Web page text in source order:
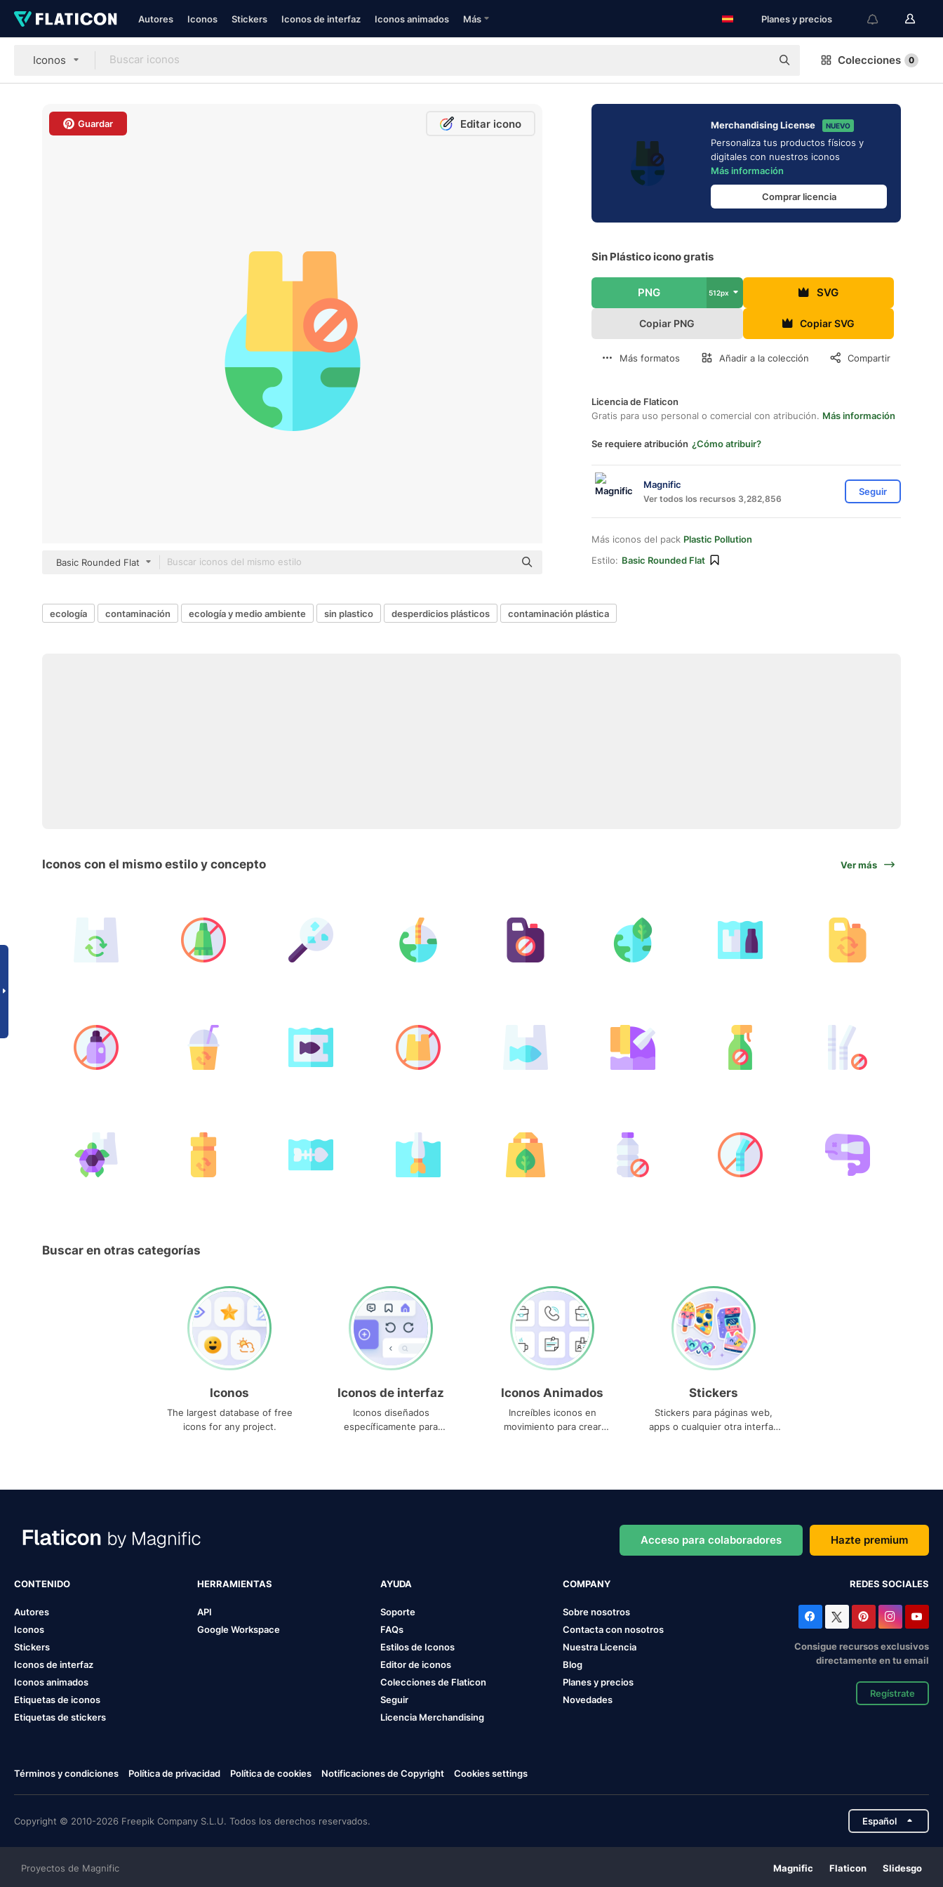
Autores Iconos Stickers Iconos de interfaz Iconos animados Más Planes y precios
Iconos Colecciones 0
Guardar Editar icono
Basic Rounded Flat
Merchandising License NUEVO
Personaliza tus productos físicos y
digitales con nuestros iconos
Más información
Comprar licencia
Sin Plástico icono gratis
PNG 512px SVG
Copiar PNG Copiar SVG
Más formatos Añadir a la colección Compartir
Licencia de Flaticon
Gratis para uso personal o comercial con atribución. Más información
Se requiere atribución ¿Cómo atribuir?
Magnific
Ver todos los recursos 3,282,856
Seguir
Más iconos del pack Plastic Pollution
Estilo: Basic Rounded Flat
ecología contaminación ecología y medio ambiente sin plastico desperdicios plásticos contaminación plástica
Iconos con el mismo estilo y concepto Ver más
Buscar en otras categorías
Iconos
The largest database of free
icons for any project.
Iconos de interfaz
Iconos diseñados
específicamente para
Iconos Animados
Increíbles iconos en
movimiento para crear
Stickers
Stickers para páginas web,
apps o cualquier otra interfaz
Acceso para colaboradores Hazte premium
CONTENIDO
Autores
Iconos
Stickers
Iconos de interfaz
Iconos animados
Etiquetas de iconos
Etiquetas de stickers
HERRAMIENTAS
API
Google Workspace
AYUDA
Soporte
FAQs
Estilos de Iconos
Editor de iconos
Colecciones de Flaticon
Seguir
Licencia Merchandising
COMPANY
Sobre nosotros
Contacta con nosotros
Nuestra Licencia
Blog
Planes y precios
Novedades
REDES SOCIALES
Consigue recursos exclusivos
directamente en tu email
Regístrate
Términos y condiciones Política de privacidad Política de cookies Notificaciones de Copyright Cookies settings
Copyright © 2010-2026 Freepik Company S.L.U. Todos los derechos reservados. Español
Proyectos de Magnific Magnific Flaticon Slidesgo